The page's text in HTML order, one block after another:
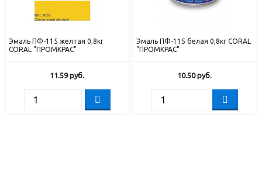
Эмаль ПФ-115 желтая 0,8кг
CORAL "ПРОМКРАС"
11.59руб.
Эмаль ПФ-115 белая 0,8кг CORAL
"ПРОМКРАС"
10.50руб.